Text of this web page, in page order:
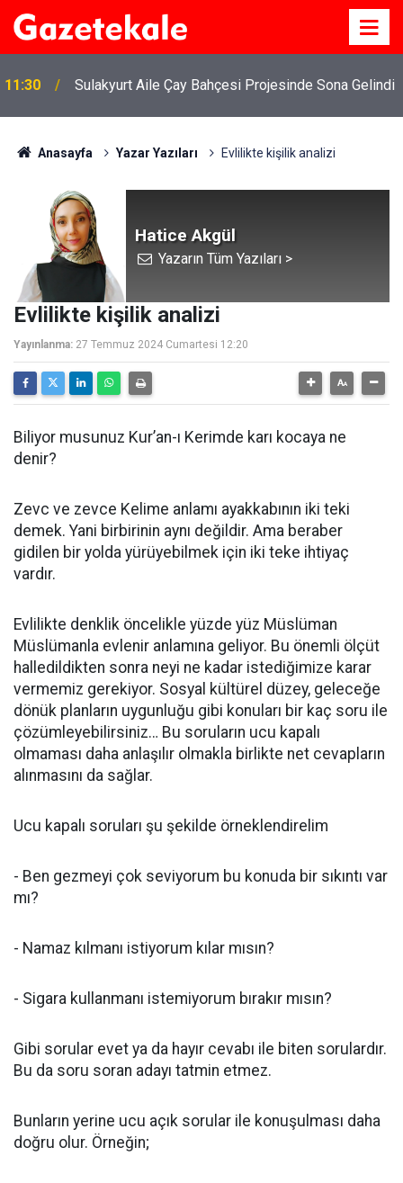
11:30 Sulakyurt Aile Çay Bahçesi Projesinde Sona Gelindi
Anasayfa Yazar Yazıları Evlilikte kişilik analizi
Hatice Akgül
Yazarın Tüm Yazıları >
Evlilikte kişilik analizi
Yayınlanma: 27 Temmuz 2024 Cumartesi 12:20
Biliyor musunuz Kur’an-ı Kerimde karı kocaya ne
denir?
Zevc ve zevce Kelime anlamı ayakkabının iki teki
demek. Yani birbirinin aynı değildir. Ama beraber
gidilen bir yolda yürüyebilmek için iki teke ihtiyaç
vardır.
Evlilikte denklik öncelikle yüzde yüz Müslüman
Müslümanla evlenir anlamına geliyor. Bu önemli ölçüt
halledildikten sonra neyi ne kadar istediğimize karar
vermemiz gerekiyor. Sosyal kültürel düzey, geleceğe
dönük planların uygunluğu gibi konuları bir kaç soru ile
çözümleyebilirsiniz… Bu soruların ucu kapalı
olmaması daha anlaşılır olmakla birlikte net cevapların
alınmasını da sağlar.
Ucu kapalı soruları şu şekilde örneklendirelim
- Ben gezmeyi çok seviyorum bu konuda bir sıkıntı var
mı?
- Namaz kılmanı istiyorum kılar mısın?
- Sigara kullanmanı istemiyorum bırakır mısın?
Gibi sorular evet ya da hayır cevabı ile biten sorulardır.
Bu da soru soran adayı tatmin etmez.
Bunların yerine ucu açık sorular ile konuşulması daha
doğru olur. Örneğin;